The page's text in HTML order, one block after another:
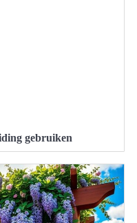
gebruiken